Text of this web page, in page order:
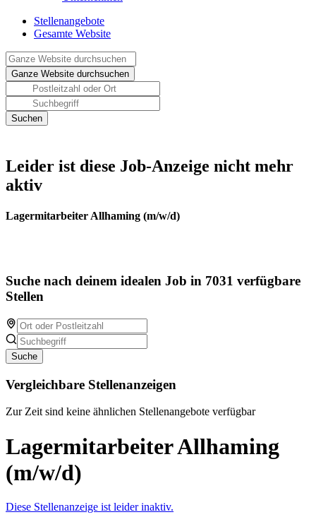
Stellenangebote
Gesamte Website
Leider ist diese Job-Anzeige nicht mehr
aktiv
Lagermitarbeiter Allhaming (m/w/d)
Suche nach deinem idealen Job in 7031 verfügbare
Stellen
Suche
Vergleichbare Stellenanzeigen
Zur Zeit sind keine ähnlichen Stellenangebote verfügbar
Lagermitarbeiter Allhaming
(m/w/d)
Diese Stellenanzeige ist leider inaktiv.